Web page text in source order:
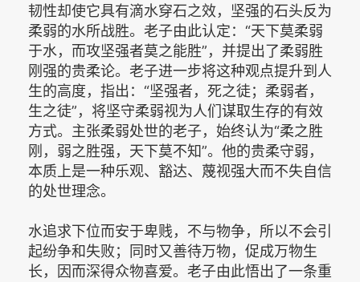
韧性却使它具有滴水穿石之效，坚强的石头反为
柔弱的水所战胜。老子由此认定：“天下莫柔弱
于水，而攻坚强者莫之能胜”，并提出了柔弱胜
刚强的贵柔论。老子进一步将这种观点提升到人
生的高度，指出：“坚强者，死之徒；柔弱者，
生之徒”，将坚守柔弱视为人们谋取生存的有效
方式。主张柔弱处世的老子，始终认为“柔之胜
刚，弱之胜强，天下莫不知”。他的贵柔守弱，
本质上是一种乐观、豁达、蔑视强大而不失自信
的处世理念。
水追求下位而安于卑贱，不与物争，所以不会引
起纷争和失败；同时又善待万物，促成万物生
长，因而深得众物喜爱。老子由此悟出了一条重